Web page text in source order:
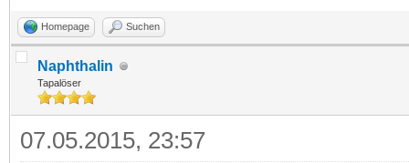
Homepage Suchen
Naphthalin
Tapalöser
07.05.2015, 23:57